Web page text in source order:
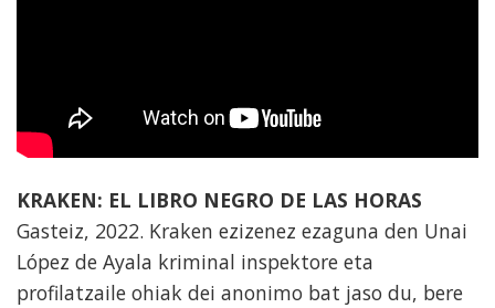
KRAKEN: EL LIBRO NEGRO DE LAS HORAS
Gasteiz, 2022. Kraken ezizenez ezaguna den Unai
López de Ayala kriminal inspektore eta
profilatzaile ohiak dei anonimo bat jaso du, bere